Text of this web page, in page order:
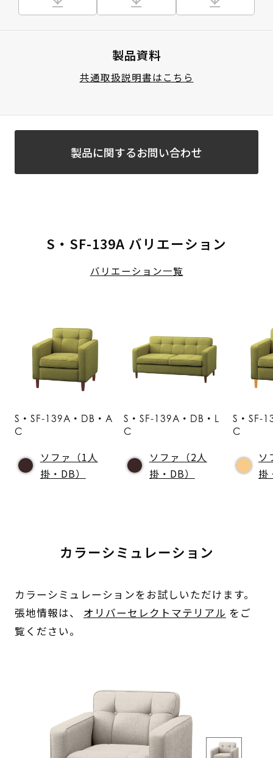
製品資料
共通取扱説明書はこちら
製品に関するお問い合わせ
S・SF-139A バリエーション
バリエーション一覧
S・SF-139A・DB・A
C
ソファ（1人
掛・DB）
S・SF-139A・DB・L
C
ソファ（2人
掛・DB）
S・SF-
C
ソ
掛
カラーシミュレーション
カラーシミュレーションをお試しいただけます。
張地情報は、 オリバーセレクトマテリアル をご
覧ください。